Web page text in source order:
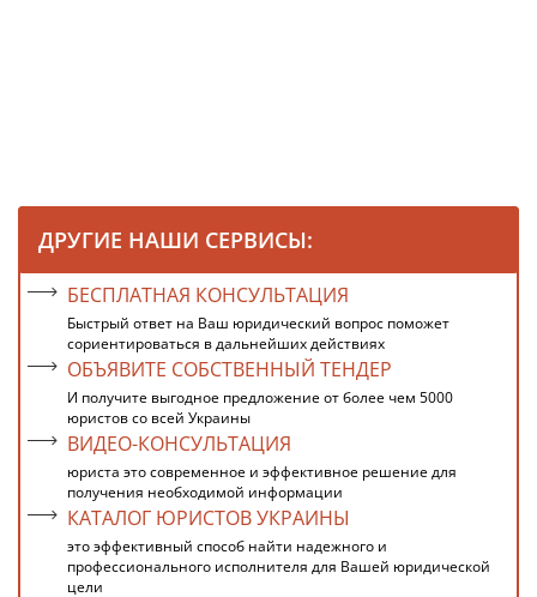
ДРУГИЕ НАШИ СЕРВИСЫ:
БЕСПЛАТНАЯ КОНСУЛЬТАЦИЯ
Быстрый ответ на Ваш юридический вопрос поможет
сориентироваться в дальнейших действиях
ОБЪЯВИТЕ СОБСТВЕННЫЙ ТЕНДЕР
И получите выгодное предложение от более чем 5000
юристов со всей Украины
ВИДЕО-КОНСУЛЬТАЦИЯ
юриста это современное и эффективное решение для
получения необходимой информации
КАТАЛОГ ЮРИСТОВ УКРАИНЫ
это эффективный способ найти надежного и
профессионального исполнителя для Вашей юридической
цели